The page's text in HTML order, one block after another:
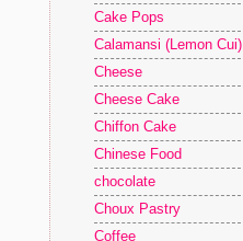
Cake Pops
Calamansi (Lemon Cui)
Cheese
Cheese Cake
Chiffon Cake
Chinese Food
chocolate
Choux Pastry
Coffee